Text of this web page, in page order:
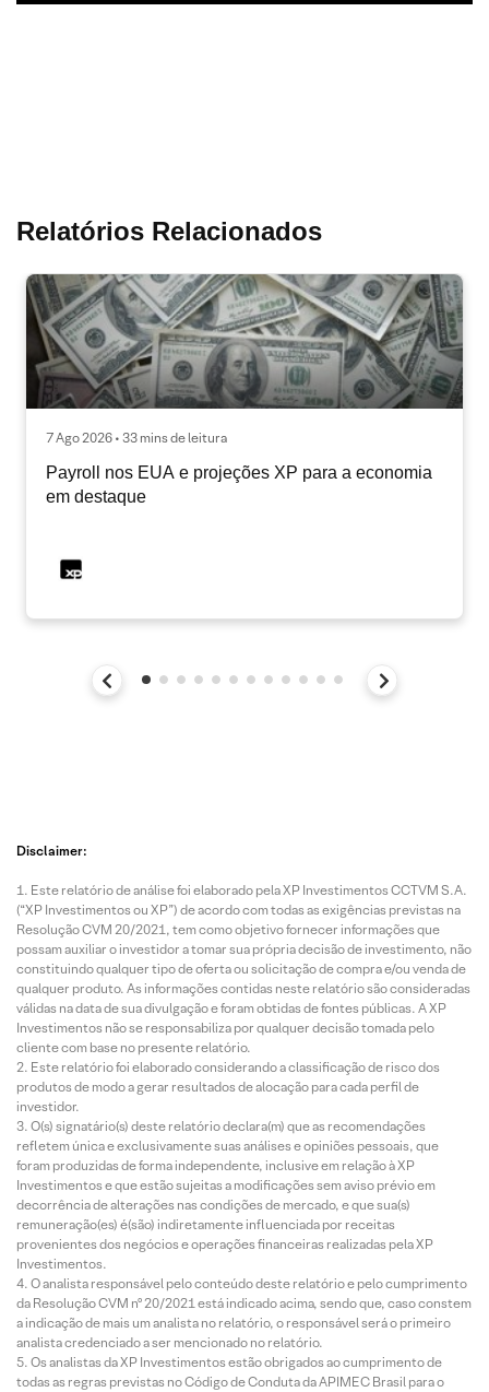
Relatórios Relacionados
7 Ago 2026 • 33 mins de leitura
Payroll nos EUA e projeções XP para a economia
em destaque
Disclaimer:
Este relatório de análise foi elaborado pela XP Investimentos CCTVM S.A.
(“XP Investimentos ou XP”) de acordo com todas as exigências previstas na
Resolução CVM 20/2021, tem como objetivo fornecer informações que
possam auxiliar o investidor a tomar sua própria decisão de investimento, não
constituindo qualquer tipo de oferta ou solicitação de compra e/ou venda de
qualquer produto. As informações contidas neste relatório são consideradas
válidas na data de sua divulgação e foram obtidas de fontes públicas. A XP
Investimentos não se responsabiliza por qualquer decisão tomada pelo
cliente com base no presente relatório.
Este relatório foi elaborado considerando a classificação de risco dos
produtos de modo a gerar resultados de alocação para cada perfil de
investidor.
O(s) signatário(s) deste relatório declara(m) que as recomendações
refletem única e exclusivamente suas análises e opiniões pessoais, que
foram produzidas de forma independente, inclusive em relação à XP
Investimentos e que estão sujeitas a modificações sem aviso prévio em
decorrência de alterações nas condições de mercado, e que sua(s)
remuneração(es) é(são) indiretamente influenciada por receitas
provenientes dos negócios e operações financeiras realizadas pela XP
Investimentos.
O analista responsável pelo conteúdo deste relatório e pelo cumprimento
da Resolução CVM nº 20/2021 está indicado acima, sendo que, caso constem
a indicação de mais um analista no relatório, o responsável será o primeiro
analista credenciado a ser mencionado no relatório.
Os analistas da XP Investimentos estão obrigados ao cumprimento de
todas as regras previstas no Código de Conduta da APIMEC Brasil para o